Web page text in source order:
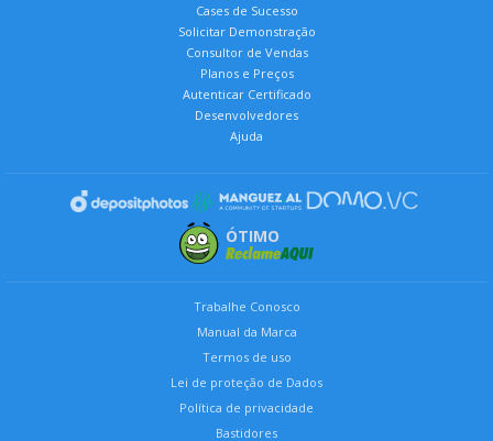
Cases de Sucesso
Solicitar Demonstração
Consultor de Vendas
Planos e Preços
Autenticar Certificado
Desenvolvedores
Ajuda
ÓTIMO
Trabalhe Conosco
Manual da Marca
Termos de uso
Lei de proteção de Dados
Política de privacidade
Bastidores